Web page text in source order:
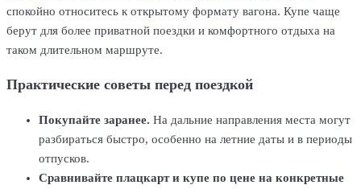
спокойно относитесь к открытому формату вагона. Купе чаще
берут для более приватной поездки и комфортного отдыха на
таком длительном маршруте.
Практические советы перед поездкой
Покупайте заранее. На дальние направления места могут
разбираться быстро, особенно на летние даты и в периоды
отпусков.
Сравнивайте плацкарт и купе по цене на конкретные